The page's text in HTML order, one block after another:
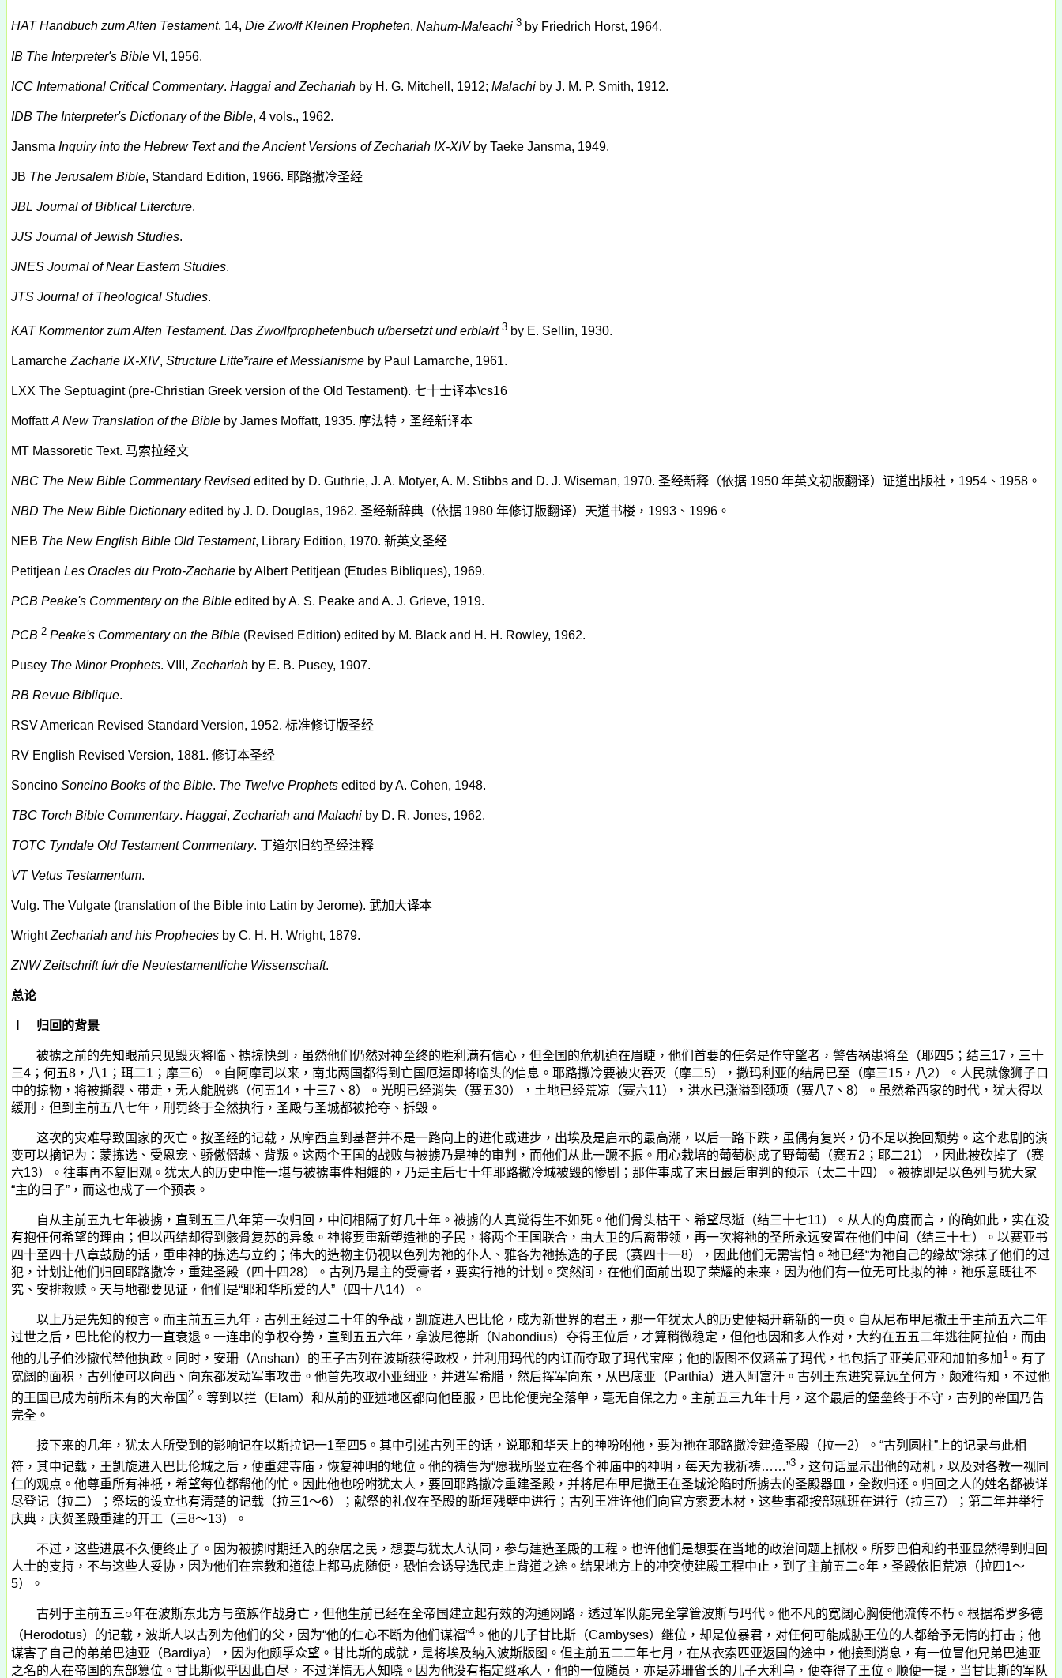
HAT Handbuch zum Alten Testament. 14, Die Zwo/lf Kleinen Propheten, Nahum-Maleachi 3 by Friedrich Horst, 1964.
IB The Interpreter's Bible VI, 1956.
ICC International Critical Commentary. Haggai and Zechariah by H. G. Mitchell, 1912; Malachi by J. M. P. Smith, 1912.
IDB The Interpreter's Dictionary of the Bible, 4 vols., 1962.
Jansma Inquiry into the Hebrew Text and the Ancient Versions of Zechariah IX-XIVby Taeke Jansma, 1949.
JB The Jerusalem Bible, Standard Edition, 1966. 耶路撒冷圣经
JBL Journal of Biblical Litercture.
JJS Journal of Jewish Studies.
JNES Journal of Near Eastern Studies.
JTS Journal of Theological Studies.
KAT Kommentor zum Alten Testament. Das Zwo/lfprophetenbuch u/bersetzt und erbla/rt 3 by E. Sellin, 1930.
Lamarche Zacharie IX-XIV, Structure Litte*raire et Messianisme by Paul Lamarche, 1961.
LXX The Septuagint (pre-Christian Greek version of the Old Testament). 七十士译本\cs16
Moffatt A New Translation of the Bible by James Moffatt, 1935. 摩法特，圣经新译本
MT Massoretic Text. 马索拉经文
NBC The New Bible Commentary Revisededited by D. Guthrie, J. A. Motyer, A. M. Stibbs and D. J. Wiseman, 1970. 圣经新释（依据 1950 年英文初版翻译）证道出版社， 1954 、 1958 。
NBD The New Bible Dictionaryedited by J. D. Douglas, 1962. 圣经新辞典（依据 1980 年修订版翻译）天道书楼， 1993 、 1996 。
NEB The New English Bible Old Testament, Library Edition, 1970. 新英文圣经
Petitjean Les Oracles du Proto-Zacharie by Albert Petitjean (Etudes Bibliques), 1969.
PCB Peake's Commentary on the Bible edited by A. S. Peake and A. J. Grieve, 1919.
PCB 2 Peake's Commentary on the Bible (Revised Edition) edited by M. Black and H. H. Rowley, 1962.
Pusey The Minor Prophets. VIII, Zechariah by E. B. Pusey, 1907.
RB Revue Biblique.
RSVAmerican Revised Standard Version, 1952. 标准修订版圣经
RV English Revised Version, 1881. 修订本圣经
Soncino Soncino Books of the Bible. The Twelve Prophets edited by A. Cohen, 1948.
TBC Torch Bible Commentary. Haggai, Zechariah and Malachi by D. R. Jones, 1962.
TOTC Tyndale Old Testament Commentary. 丁道尔旧约圣经注释
VT Vetus Testamentum.
Vulg. The Vulgate (translation of the Bible into Latin by Jerome). 武加大译本
Wright Zechariah and his Prophecies by C. H. H. Wright, 1879.
ZNW Zeitschrift fu/r die Neutestamentliche Wissenschaft.
总论
Ⅰ 归回的背景
被掳之前的先知眼前只见毁灭将临、掳掠快到，虽然他们仍然对神至终的胜利满有信心，但全国的危机迫在眉睫，他们首要的任务是作守望者，警告祸患将至（耶四5 ；结三17 ，三十
三4 ；何五8 ，八1 ；珥二1 ；摩三6）。自阿摩司以来，南北两国都得到亡国厄运即将临头的信息。耶路撒冷要被火吞灭（摩二5），撒玛利亚的结局已至（摩三15 ，八2）。人民就像狮子口
中的掠物，将被撕裂、带走，无人能脱逃（何五14 ，十三7 、 8）。光明已经消失（赛五30），土地已经荒凉（赛六11），洪水已涨溢到颈项（赛八7 、 8）。虽然希西家的时代，犹大得以
缓刑，但到主前五八七年，刑罚终于全然执行，圣殿与圣城都被抢夺、拆毁。
这次的灾难导致国家的灭亡。按圣经的记载，从摩西直到基督并不是一路向上的进化或进步，出埃及是启示的最高潮，以后一路下跌，虽偶有复兴，仍不足以挽回颓势。这个悲剧的演
变可以摘记为∶蒙拣选、受恩宠、骄傲僭越、背叛。这两个王国的战败与被掳乃是神的审判，而他们从此一蹶不振。用心栽培的葡萄树成了野葡萄（赛五2 ；耶二21），因此被砍掉了（赛
六13）。往事再不复旧观。犹太人的历史中惟一堪与被掳事件相媲的，乃是主后七十年耶路撒冷城被毁的惨剧；那件事成了末日最后审判的预示（太二十四）。被掳即是以色列与犹大家
“主的日子”，而这也成了一个预表。
自从主前五九七年被掳，直到五三八年第一次归回，中间相隔了好几十年。被掳的人真觉得生不如死。他们骨头枯干、希望尽逝（结三十七11）。从人的角度而言，的确如此，实在没
有抱任何希望的理由；但以西结却得到骸骨复苏的异象。神将要重新塑造祂的子民，将两个王国联合，由大卫的后裔带领，再一次将祂的圣所永远安置在他们中间（结三十七）。以赛亚书
四十至四十八章鼓励的话，重申神的拣选与立约；伟大的造物主仍视以色列为祂的仆人、雅各为祂拣选的子民（赛四十一8），因此他们无需害怕。祂已经“为祂自己的缘故”涂抹了他们的过
犯，计划让他们归回耶路撒冷，重建圣殿（四十四28）。古列乃是主的受膏者，要实行祂的计划。突然间，在他们面前出现了荣耀的未来，因为他们有一位无可比拟的神，祂乐意既往不
究、安排救赎。天与地都要见证，他们是“耶和华所爱的人”（四十八14）。
以上乃是先知的预言。而主前五三九年，古列王经过二十年的争战，凯旋进入巴比伦，成为新世界的君王，那一年犹太人的历史便揭开崭新的一页。自从尼布甲尼撒王于主前五六二年
过世之后，巴比伦的权力一直衰退。一连串的争权夺势，直到五五六年，拿波尼德斯（Nabondius）夺得王位后，才算稍微稳定，但他也因和多人作对，大约在五五二年逃往阿拉伯，而由
他的儿子伯沙撒代替他执政。同时，安珊（Anshan）的王子古列在波斯获得政权，并利用玛代的内讧而夺取了玛代宝座；他的版图不仅涵盖了玛代，也包括了亚美尼亚和加帕多加 1 。有了
宽阔的面积，古列便可以向西、向东都发动军事攻击。他首先攻取小亚细亚，并进军希腊，然后挥军向东，从巴底亚（Parthia）进入阿富汗。古列王东进究竟远至何方，颇难得知，不过他
的王国已成为前所未有的大帝国 2 。等到以拦（Elam）和从前的亚述地区都向他臣服，巴比伦便完全落单，毫无自保之力。主前五三九年十月，这个最后的堡垒终于不守，古列的帝国乃告
完全。
接下来的几年，犹太人所受到的影响记在以斯拉记一1至四5 。其中引述古列王的话，说耶和华天上的神吩咐他，要为祂在耶路撒冷建造圣殿（拉一2）。“古列圆柱”上的记录与此相
符，其中记载，王凯旋进入巴比伦城之后，便重建寺庙，恢复神明的地位。他的祷告为“愿我所竖立在各个神庙中的神明，每天为我祈祷……”3 ，这句话显示出他的动机，以及对各教一视同
仁的观点。他尊重所有神祇，希望每位都帮他的忙。因此他也吩咐犹太人，要回耶路撒冷重建圣殿，并将尼布甲尼撒王在圣城沦陷时所掳去的圣殿器皿，全数归还。归回之人的姓名都被详
尽登记（拉二）；祭坛的设立也有清楚的记载（拉三1～6）；献祭的礼仪在圣殿的断垣残壁中进行；古列王准许他们向官方索要木材，这些事都按部就班在进行（拉三7）；第二年并举行
庆典，庆贺圣殿重建的开工（三8～13）。
不过，这些进展不久便终止了。因为被掳时期迁入的杂居之民，想要与犹太人认同，参与建造圣殿的工程。也许他们是想要在当地的政治问题上抓权。所罗巴伯和约书亚显然得到归回
人士的支持，不与这些人妥协，因为他们在宗教和道德上都马虎随便，恐怕会诱导选民走上背道之途。结果地方上的冲突使建殿工程中止，到了主前五二○年，圣殿依旧荒凉（拉四1～
5）。
古列于主前五三○年在波斯东北方与蛮族作战身亡，但他生前已经在全帝国建立起有效的沟通网路，透过军队能完全掌管波斯与玛代。他不凡的宽阔心胸使他流传不朽。根据希罗多德
（ Herodotus）的记载，波斯人以古列为他们的父，因为“他的仁心不断为他们谋福”4 。他的儿子甘比斯（Cambyses）继位，却是位暴君，对任何可能威胁王位的人都给予无情的打击；他
谋害了自己的弟弟巴迪亚（Bardiya），因为他颇孚众望。甘比斯的成就，是将埃及纳入波斯版图。但主前五二二年七月，在从衣索匹亚返国的途中，他接到消息，有一位冒他兄弟巴迪亚
之名的人在帝国的东部篡位。甘比斯似乎因此自尽，不过详情无人知晓。因为他没有指定继承人，他的一位随员，亦是苏珊省长的儿子大利乌，便夺得了王位。顺便一提，当甘比斯的军队